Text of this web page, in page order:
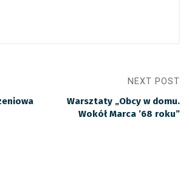
NEXT POST
Warsztaty „Obcy w domu.
Wokół Marca ’68 roku”